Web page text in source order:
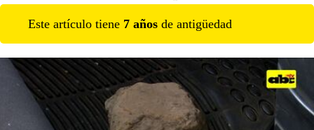
Este artículo tiene 7 años de antigüedad